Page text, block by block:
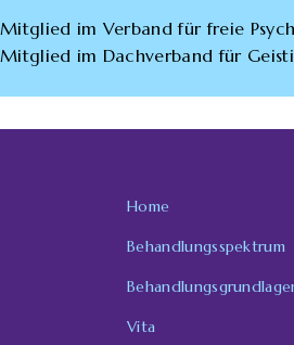
Mitglied im Verband für freie
Mitglied im Dachverband für
Home
Behandlungsspektrum
Vita